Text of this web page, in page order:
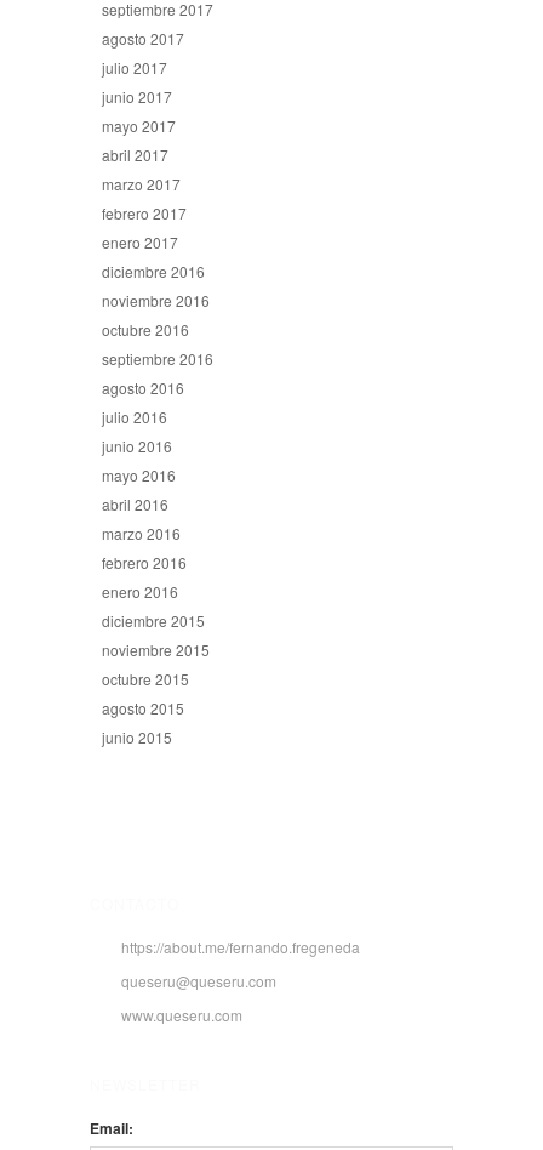
septiembre 2017
agosto 2017
julio 2017
junio 2017
mayo 2017
abril 2017
marzo 2017
febrero 2017
enero 2017
diciembre 2016
noviembre 2016
octubre 2016
septiembre 2016
agosto 2016
julio 2016
junio 2016
mayo 2016
abril 2016
marzo 2016
febrero 2016
enero 2016
diciembre 2015
noviembre 2015
octubre 2015
agosto 2015
junio 2015
https://about.me/fernando.fregeneda
queseru@queseru.com
www.queseru.com
Email: